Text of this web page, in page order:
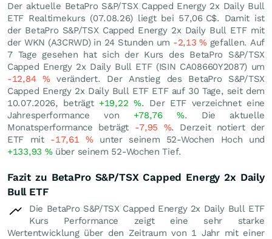
Der aktuelle BetaPro S&P/TSX Capped Energy 2x Daily Bull
ETF Realtimekurs (07.08.26) liegt bei 57,06 C$. Damit ist
der BetaPro S&P/TSX Capped Energy 2x Daily Bull ETF mit
der WKN (A3CRWD) in 24 Stunden um -2,13%gefallen. Auf
7 Tage gesehen hat sich der Kurs des BetaPro S&P/TSX
Capped Energy 2x Daily Bull ETF (ISIN CA08660Y2087) um
-12,84 %verändert. Der Anstieg des BetaPro S&P/TSX
Capped Energy 2x Daily Bull ETF ETF auf 30 Tage, seit dem
10.07.2026, beträgt +19,22 %. Der ETF verzeichnet eine
Jahresperformance von +78,76%. Die aktuelle
Monatsperformance beträgt -7,95 %. Derzeit notiert der
ETF mit -17,61 %unter seinem 52-Wochen Hoch und
+133,93 %über seinem 52-Wochen Tief.
Fazit zu BetaPro S&P/TSX Capped Energy 2x Daily
Bull ETF
Die BetaPro S&P/TSX Capped Energy 2x Daily Bull ETF
Kurs Performance zeigt eine sehr starke
Wertentwicklung über den Zeitraum von 1 Jahr mit einer